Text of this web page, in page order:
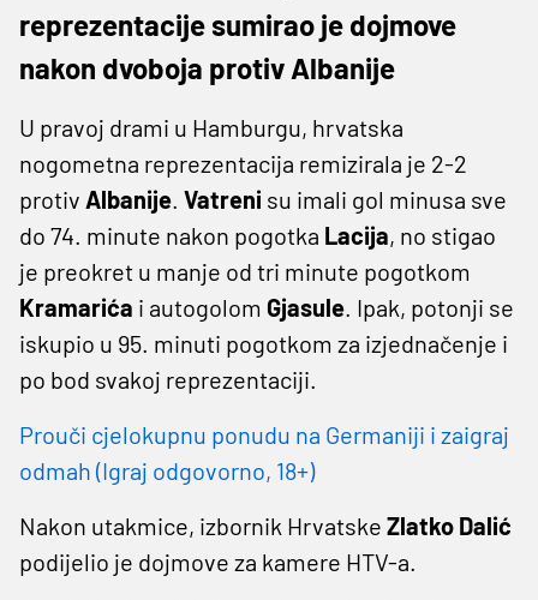
reprezentacije sumirao je dojmove
nakon dvoboja protiv Albanije
U pravoj drami u Hamburgu, hrvatska
nogometna reprezentacija remizirala je 2-2
protiv Albanije. Vatreni su imali gol minusa sve
do 74. minute nakon pogotka Lacija, no stigao
je preokret u manje od tri minute pogotkom
Kramarića i autogolom Gjasule. Ipak, potonji se
iskupio u 95. minuti pogotkom za izjednačenje i
po bod svakoj reprezentaciji.
Prouči cjelokupnu ponudu na Germaniji i zaigraj
odmah (Igraj odgovorno, 18+)
Nakon utakmice, izbornik Hrvatske Zlatko Dalić
podijelio je dojmove za kamere HTV-a.